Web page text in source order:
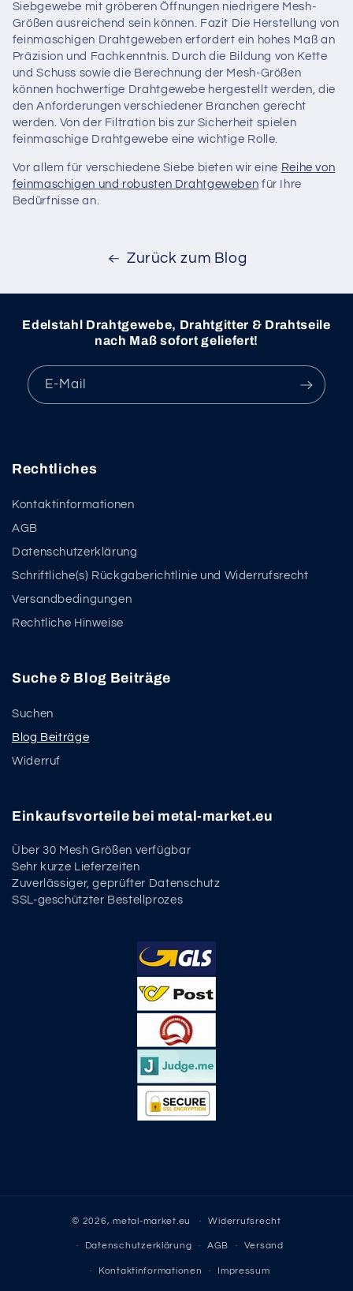
Siebgewebe mit gröberen Öffnungen niedrigere Mesh-
Größen ausreichend sein können. Fazit Die Herstellung von
feinmaschigen Drahtgeweben erfordert ein hohes Maß an
Präzision und Fachkenntnis. Durch die Bildung von Kette
und Schuss sowie die Berechnung der Mesh-Größen
können hochwertige Drahtgewebe hergestellt werden, die
den Anforderungen verschiedener Branchen gerecht
werden. Von der Filtration bis zur Sicherheit spielen
feinmaschige Drahtgewebe eine wichtige Rolle.
Vor allem für verschiedene Siebe bieten wir eine Reihe von
feinmaschigen und robusten Drahtgeweben für Ihre
Bedürfnisse an.
Zurück zum Blog
Edelstahl Drahtgewebe, Drahtgitter & Drahtseile
nach Maß sofort geliefert!
E-Mail
Rechtliches
Kontaktinformationen
AGB
Datenschutzerklärung
Schriftliche(s) Rückgaberichtlinie und Widerrufsrecht
Versandbedingungen
Rechtliche Hinweise
Suche & Blog Beiträge
Suchen
Blog Beiträge
Widerruf
Einkaufsvorteile bei metal-market.eu
Über 30 Mesh Größen verfügbar
Sehr kurze Lieferzeiten
Zuverlässiger, geprüfter Datenschutz
SSL-geschützter Bestellprozes
© 2026,metal-market.eu Widerrufsrecht
Datenschutzerklärung AGB Versand
Kontaktinformationen Impressum